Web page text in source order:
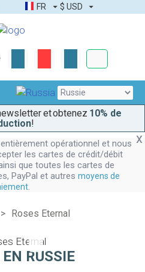
FR $ USD
et obtenez 10% de
!
opérationnel et nous
les cartes de crédit/débit
que toutes les cartes de
PayPal et autres moyens de
.
Roses Eternal
RUSSIE